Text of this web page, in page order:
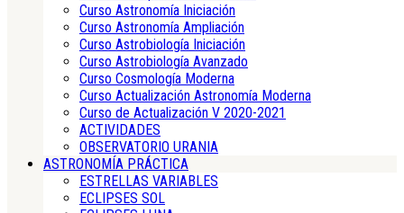
Curso Astronomía Iniciación
Curso Astronomía Ampliación
Curso Astrobiología Iniciación
Curso Astrobiología Avanzado
Curso Cosmología Moderna
Curso Actualización Astronomía Moderna
Curso de Actualización V 2020-2021
ACTIVIDADES
OBSERVATORIO URANIA
ASTRONOMÍA PRÁCTICA
ESTRELLAS VARIABLES
ECLIPSES SOL